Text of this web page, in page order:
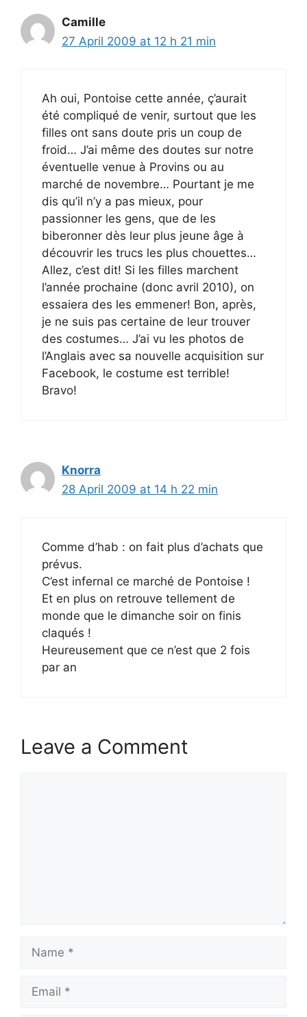
Camille
27 April 2009 at 12 h 21 min
Ah oui, Pontoise cette année, ç’aurait
été compliqué de venir, surtout que les
filles ont sans doute pris un coup de
froid… J’ai même des doutes sur notre
éventuelle venue à Provins ou au
marché de novembre… Pourtant je me
dis qu’il n’y a pas mieux, pour
passionner les gens, que de les
biberonner dès leur plus jeune âge à
découvrir les trucs les plus chouettes…
Allez, c’est dit! Si les filles marchent
l’année prochaine (donc avril 2010), on
essaiera des les emmener! Bon, après,
je ne suis pas certaine de leur trouver
des costumes… J’ai vu les photos de
l’Anglais avec sa nouvelle acquisition sur
Facebook, le costume est terrible!
Bravo!
Knorra
28 April 2009 at 14 h 22 min
Comme d’hab : on fait plus d’achats que
prévus.
C’est infernal ce marché de Pontoise !
Et en plus on retrouve tellement de
monde que le dimanche soir on finis
claqués !
Heureusement que ce n’est que 2 fois
par an
Leave a Comment
Name
Email